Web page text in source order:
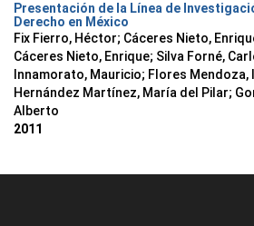
Presentación de la Línea de
Derecho en México
Fix Fierro, Héctor; Cáceres Nieto,
Cáceres Nieto, Enrique; Silva Forné,
Innamorato, Mauricio; Flores Mendoza,
Hernández Martínez, María del Pilar;
Alberto
2011